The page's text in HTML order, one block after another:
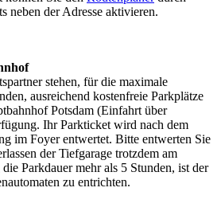
neben der Adresse aktivieren.
stehen, für die maximale
ausreichend kostenfreie Parkplätze
Potsdam (Einfahrt über
Ihr Parkticket wird nach dem
im Foyer entwertet. Bitte entwerten Sie
der Tiefgarage trotzdem am
Parkdauer mehr als 5 Stunden, ist der
zu entrichten.